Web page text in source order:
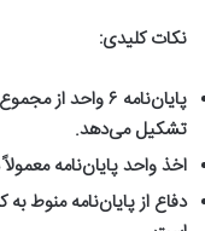
نکات کلیدی:
پایان‌نامه ۶
تشکیل می‌دهد.
اخذ واحد پایان‌نامه